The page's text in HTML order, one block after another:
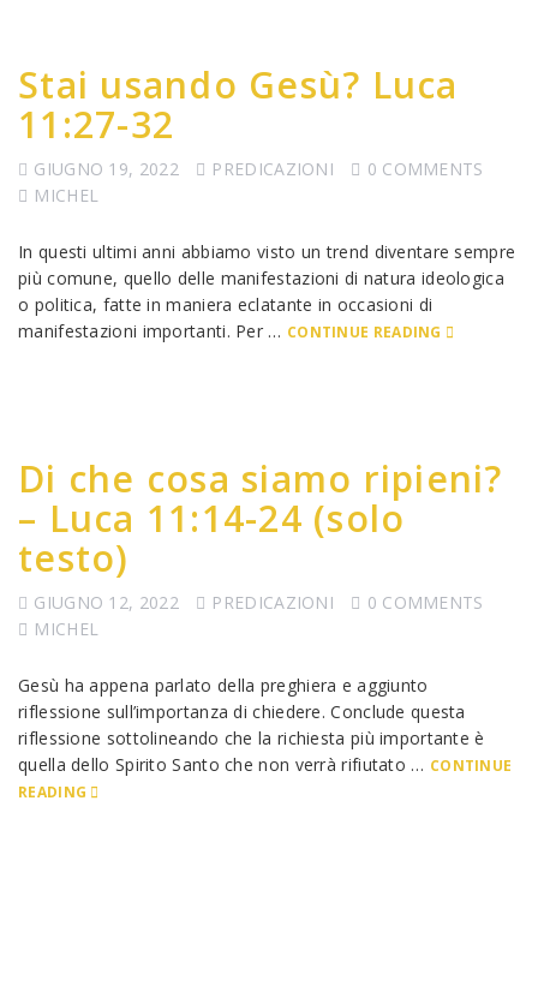
Stai usando Gesù? Luca
11:27-32
GIUGNO 19, 2022 PREDICAZIONI
0 COMMENTS
MICHEL
In questi ultimi anni abbiamo visto un trend diventare sempre
più comune, quello delle manifestazioni di natura ideologica
o politica, fatte in maniera eclatante in occasioni di
manifestazioni importanti. Per … CONTINUE READING
Di che cosa siamo ripieni?
– Luca 11:14-24 (solo
testo)
GIUGNO 12, 2022 PREDICAZIONI
0 COMMENTS
MICHEL
Gesù ha appena parlato della preghiera e aggiunto
riflessione sull’importanza di chiedere. Conclude questa
riflessione sottolineando che la richiesta più importante è
quella dello Spirito Santo che non verrà rifiutato … CONTINUE
READING